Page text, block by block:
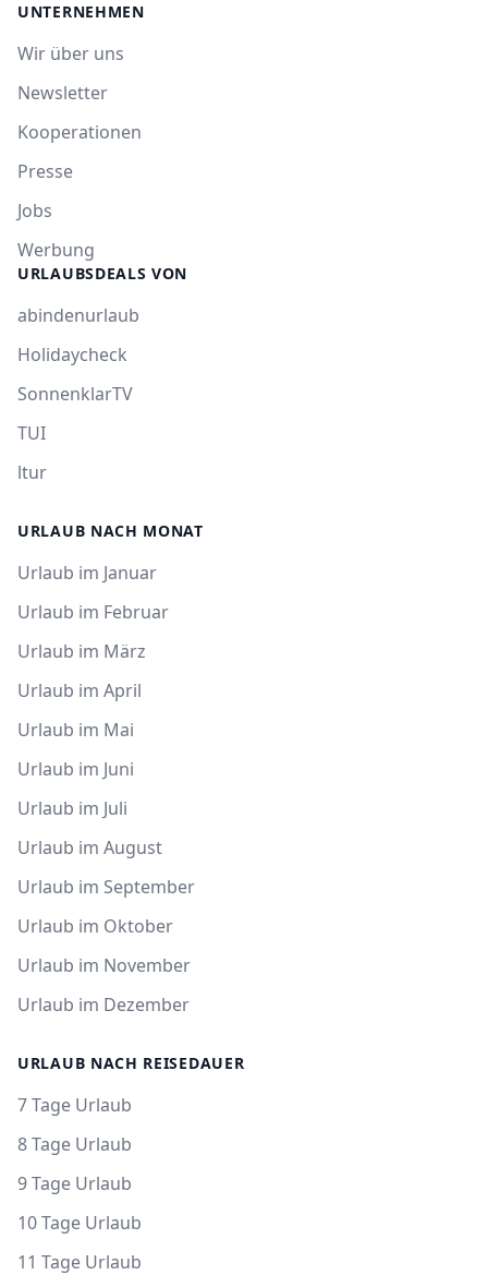
UNTERNEHMEN
Wir über uns
Newsletter
Kooperationen
Presse
Jobs
Werbung
URLAUBSDEALS VON
abindenurlaub
Holidaycheck
SonnenklarTV
TUI
ltur
URLAUB NACH MONAT
Urlaub im Januar
Urlaub im Februar
Urlaub im März
Urlaub im April
Urlaub im Mai
Urlaub im Juni
Urlaub im Juli
Urlaub im August
Urlaub im September
Urlaub im Oktober
Urlaub im November
Urlaub im Dezember
URLAUB NACH REISEDAUER
7 Tage Urlaub
8 Tage Urlaub
9 Tage Urlaub
10 Tage Urlaub
11 Tage Urlaub